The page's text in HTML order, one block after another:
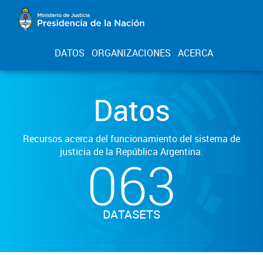
DATOS ORGANIZACIONES ACERCA
Datos
Recursos acerca del funcionamiento del sistema de
justicia de la República Argentina.
063
DATASETS